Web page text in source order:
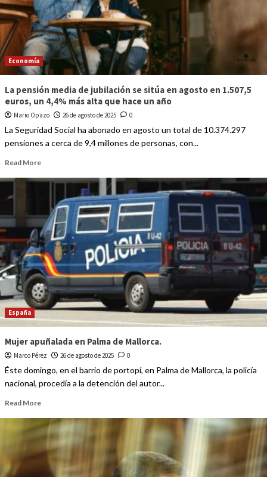
Economía
La pensión media de jubilación se sitúa en agosto en 1.507,5
euros, un 4,4% más alta que hace un año
Mario Opazo 26 de agosto de 2025 0
La Seguridad Social ha abonado en agosto un total de 10.374.297
pensiones a cerca de 9,4 millones de personas, con...
Read More
España
Mujer apuñalada en Palma de Mallorca.
Marco Pérez 26 de agosto de 2025 0
Éste domingo, en el barrio de portopí, en Palma de Mallorca, la policía
nacional, procedía a la detención del autor...
Read More